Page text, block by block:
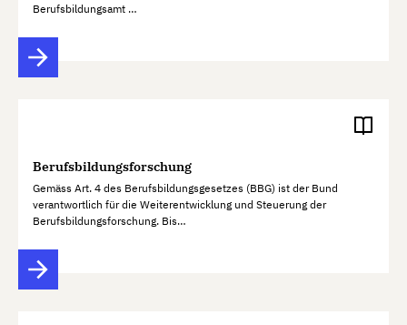
Berufsbildungsamt …
Berufsbildungsforschung
Gemäss Art. 4 des Berufsbildungsgesetzes (BBG) ist der Bund
verantwortlich für die Weiterentwicklung und Steuerung der
Berufsbildungsforschung. Bis…